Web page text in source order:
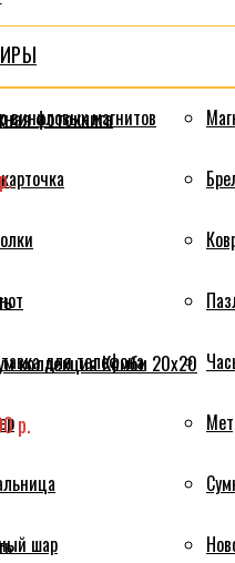
фотокнига
коллекция Комби 20x20
р.
виниловых магнитов
для телефона
шар